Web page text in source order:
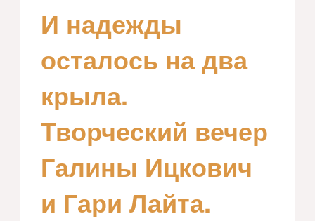
И надежды
осталось на два
крыла.
Творческий вечер
Галины Ицкович
и Гари Лайта.